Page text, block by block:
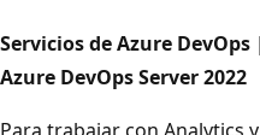
Servicios de Azure
Azure DevOps Server 2022
Para trabajar con Analytics